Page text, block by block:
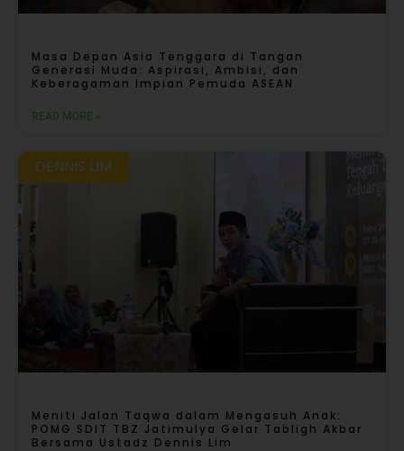
Masa Depan Asia Tenggara di Tangan
Generasi Muda: Aspirasi, Ambisi, dan
Keberagaman Impian Pemuda ASEAN
READ MORE »
DENNIS LIM
Meniti Jalan Taqwa dalam Mengasuh Anak:
POMG SDIT TBZ Jatimulya Gelar Tabligh Akbar
Bersama Ustadz Dennis Lim